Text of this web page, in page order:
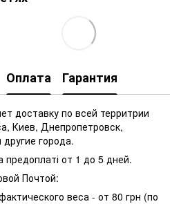
Оплата Гарантия
доставку по всей территрии
Киев, Днепропетровск,
города.
от 1 до 5 дней.
Почтой:
веса - от 80 грн (по